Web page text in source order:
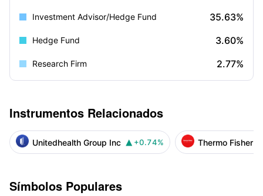
Investment Advisor/Hedge Fund 35.63%
Hedge Fund 3.60%
Research Firm 2.77%
Instrumentos Relacionados
Unitedhealth Group Inc  +0.74% Thermo Fisher
Símbolos Populares